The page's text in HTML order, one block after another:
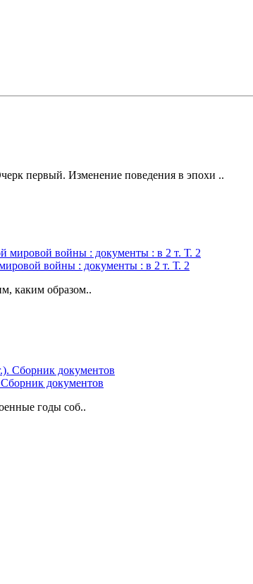
первый. Изменение поведения в эпохи ..
войны : документы : в 2 т. Т. 2
каким образом..
документов
годы соб..